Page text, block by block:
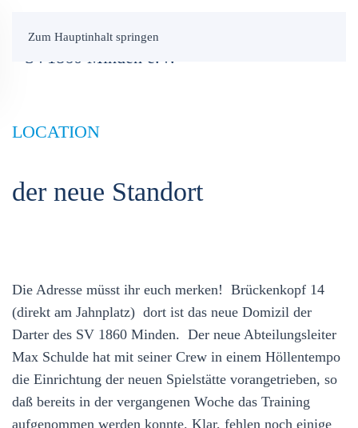
Zum Hauptinhalt springen
LOCATION
der neue Standort
Die Adresse müsst ihr euch merken! Brückenkopf 14
(direkt am Jahnplatz) dort ist das neue Domizil der
Darter des SV 1860 Minden. Der neue Abteilungsleiter
Max Schulde hat mit seiner Crew in einem Höllentempo
die Einrichtung der neuen Spielstätte vorangetrieben, so
daß bereits in der vergangenen Woche das Training
aufgenommen werden konnte. Klar, fehlen noch einige